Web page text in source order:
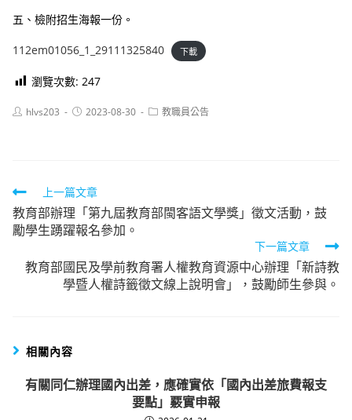
五、檢附招生海報一份。
112em01056_1_29111325840 下載
瀏覽次數: 247
Posthlvs203
Post2023-08-30
Post教職員公告
Read
more
articles
上一篇文章
教育部辦理「第九屆教育部閩客語文學獎」徵文活動，鼓
勵學生踴躍報名參加。
下一篇文章
教育部國民及學前教育署人權教育資源中心辦理「新詩教
學暨人權詩籤徵文線上說明會」，鼓勵師生參與。
相關內容
有關同仁辦理國內出差，應確實依「國內出差旅費報支
要點」覈實申報